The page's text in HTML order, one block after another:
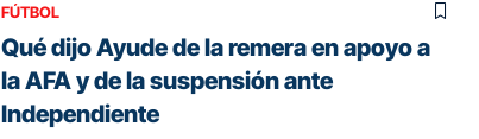
FÚTBOL
Qué dijo Ayude de la remera en apoyo a
la AFA y de la suspensión ante
Independiente